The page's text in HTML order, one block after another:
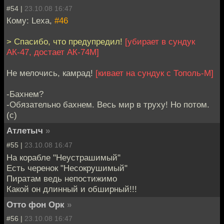
#54 | 23.10.08 16:47
Кому: Lexa, #46
> Спасибо, что предупредил! [убирает в сундук
АК-47, достает АК-74М]
Не мелочись, камрад! [кивает на сундук с Тополь-М]
-Бахнем?
-Обязательно бахнем. Весь мир в труху! Но потом.
(с)
Атлетыч »
#55 | 23.10.08 16:47
На корабле "Неустрашимый"
Есть черенок "Несокрушимый"
Пиратам ведь непостижимо
Какой он длинный и обширный!!!
Отто фон Орк »
#56 | 23.10.08 16:47